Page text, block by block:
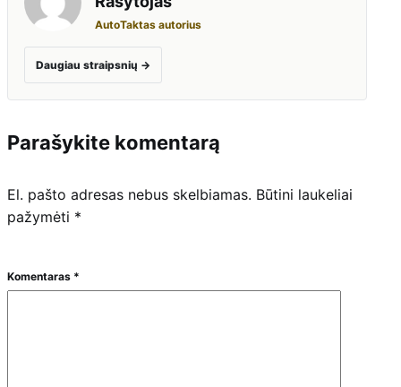
AutoTaktas autorius
Daugiau straipsnių →
Parašykite komentarą
El. pašto adresas nebus skelbiamas. Būtini laukeliai
pažymėti *
Komentaras *